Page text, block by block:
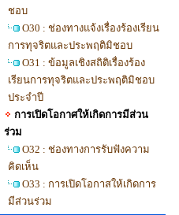
ชอบ
O30 : ช่องทางแจ้งเรื่องร้องเรียน
การทุจริตและประพฤติมิชอบ
O31 : ข้อมูลเชิงสถิติเรื่องร้อง
เรียนการทุจริตและประพฤติมิชอบ
ประจำปี
การเปิดโอกาศให้เกิดการมีส่วน
ร่วม
O32 : ช่องทางการรับฟังความ
คิดเห็น
O33 : การเปิดโอกาสให้เกิดการ
มีส่วนร่วม